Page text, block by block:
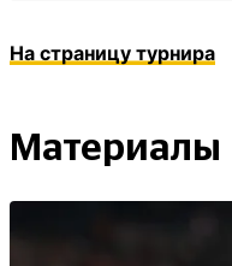
На страницу турнира
Материалы